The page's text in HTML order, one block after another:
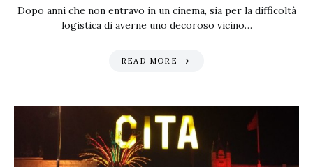
Dopo anni che non entravo in un cinema, sia per la difficoltà
logistica di averne uno decoroso vicino…
READ MORE